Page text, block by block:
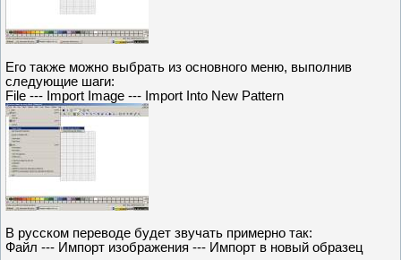
Его также можно выбрать из основного меню, выполнив
следующие шаги:
File --- Import Image --- Import Into New Pattern
В русском переводе будет звучать примерно так:
Файл --- Импорт изображения --- Импорт в новый образец